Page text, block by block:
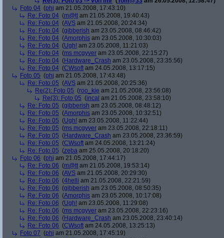
Foto 04 (phj am 21.05.2008, 17:43:10)
Re: Foto 04 (m@tt am 21.05.2008, 19:40:43)
Re: Foto 04 (AVS am 21.05.2008, 20:24:34)
Re: Foto 04 (gibberish am 23.05.2008, 08:46:42)
Re: Foto 04 (Amorphis am 23.05.2008, 10:30:03)
Re: Foto 04 (Ugh! am 23.05.2008, 11:21:03)
Re: Foto 04 (ms mcgyver am 23.05.2008, 22:15:27)
Re: Foto 04 (Hardware_Crash am 23.05.2008, 23:35:56)
Re: Foto 04 (CWsoft am 24.05.2008, 13:17:15)
Foto 05 (phj am 21.05.2008, 17:43:48)
Re: Foto 05 (AVS am 21.05.2008, 20:25:36)
Re(2): Foto 05 (roo_kie am 21.05.2008, 23:56:08)
Re(3): Foto 05 (incal am 21.05.2008, 23:58:10)
Re: Foto 05 (gibberish am 23.05.2008, 08:48:12)
Re: Foto 05 (Amorphis am 23.05.2008, 10:32:51)
Re: Foto 05 (Ugh! am 23.05.2008, 11:22:44)
Re: Foto 05 (ms mcgyver am 23.05.2008, 22:18:11)
Re: Foto 05 (Hardware_Crash am 23.05.2008, 23:36:59)
Re: Foto 05 (CWsoft am 24.05.2008, 13:21:24)
Re: Foto 05 (zeba am 25.05.2008, 20:18:20)
Foto 06 (phj am 21.05.2008, 17:44:17)
Re: Foto 06 (m@tt am 21.05.2008, 19:53:14)
Re: Foto 06 (AVS am 21.05.2008, 20:29:30)
Re: Foto 06 (4helli am 21.05.2008, 22:21:59)
Re: Foto 06 (gibberish am 23.05.2008, 08:50:35)
Re: Foto 06 (Amorphis am 23.05.2008, 10:17:08)
Re: Foto 06 (Ugh! am 23.05.2008, 11:29:08)
Re: Foto 06 (ms mcgyver am 23.05.2008, 22:23:16)
Re: Foto 06 (Hardware_Crash am 23.05.2008, 23:40:14)
Re: Foto 06 (CWsoft am 24.05.2008, 13:25:13)
Foto 07 (phj am 21.05.2008, 17:45:19)